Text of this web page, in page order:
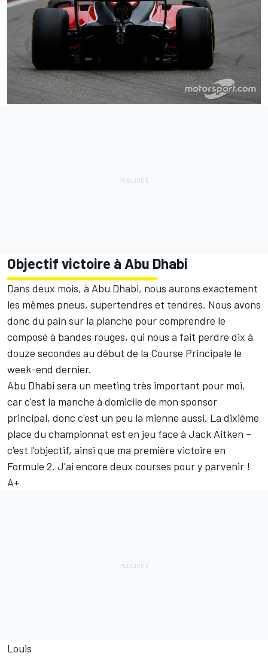
Objectif victoire à Abu Dhabi
Dans deux mois, à Abu Dhabi, nous aurons exactement
les mêmes pneus, supertendres et tendres. Nous avons
donc du pain sur la planche pour comprendre le
composé à bandes rouges, qui nous a fait perdre dix à
douze secondes au début de la Course Principale le
week-end dernier.
Abu Dhabi sera un meeting très important pour moi,
car c'est la manche à domicile de mon sponsor
principal, donc c'est un peu la mienne aussi. La dixième
place du championnat est en jeu face à Jack Aitken –
c'est l'objectif, ainsi que ma première victoire en
Formule 2. J'ai encore deux courses pour y parvenir !
A+
Louis